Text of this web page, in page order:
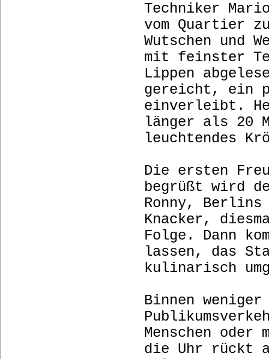
Techniker
vom Quartier
Wutschen und
mit feinster
Lippen
gereicht, ein
einverleibt.
länger als 20
leuchtendes
Die ersten
begrüßt wird
Ronny, Berlins
Knacker,
Folge. Dann
lassen, das
kulinarisch
Binnen
Menschen
die Uhr rückt